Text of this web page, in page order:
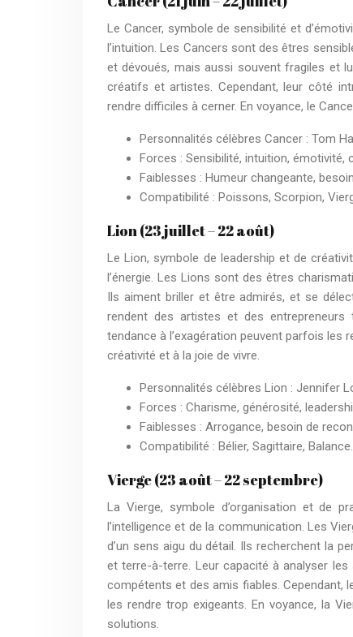
Le Cancer, symbole de sensibilité et
l’intuition. Les Cancers sont des êtres
et dévoués, mais aussi souvent fragiles et
créatifs et artistes. Cependant, leur côté
rendre difficiles à cerner. En voyance, le
Personnalités célèbres Cancer : Tom
Forces : Sensibilité, intuition, émotivité,
Faiblesses : Humeur changeante,
Compatibilité : Poissons, Scorpion,
Lion (23 juillet – 22 août)
Le Lion, symbole de leadership et de
l’énergie. Les Lions sont des êtres
Ils aiment briller et être admirés, et se
rendent des artistes et des entrepreneurs
tendance à l’exagération peuvent parfois les
créativité et à la joie de vivre.
Personnalités célèbres Lion : Jennifer
Forces : Charisme, générosité,
Faiblesses : Arrogance, besoin de
Compatibilité : Bélier, Sagittaire, Balance.
Vierge (23 août – 22 septembre)
La Vierge, symbole d’organisation et de
l’intelligence et de la communication. Les
d’un sens aigu du détail. Ils recherchent la
et terre-à-terre. Leur capacité à analyser
compétents et des amis fiables. Cependant,
les rendre trop exigeants. En voyance, la
solutions.